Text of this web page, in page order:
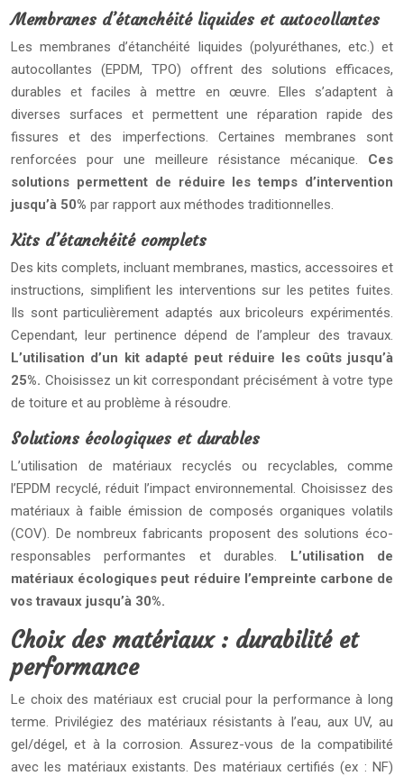
Membranes d’étanchéité liquides et autocollantes
Les membranes d’étanchéité liquides (polyuréthanes, etc.) et
autocollantes (EPDM, TPO) offrent des solutions efficaces,
durables et faciles à mettre en œuvre. Elles s’adaptent à
diverses surfaces et permettent une réparation rapide des
fissures et des imperfections. Certaines membranes sont
renforcées pour une meilleure résistance mécanique. Ces
solutions permettent de réduire les temps d’intervention
jusqu’à 50% par rapport aux méthodes traditionnelles.
Kits d’étanchéité complets
Des kits complets, incluant membranes, mastics, accessoires et
instructions, simplifient les interventions sur les petites fuites.
Ils sont particulièrement adaptés aux bricoleurs expérimentés.
Cependant, leur pertinence dépend de l’ampleur des travaux.
L’utilisation d’un kit adapté peut réduire les coûts jusqu’à
25%. Choisissez un kit correspondant précisément à votre type
de toiture et au problème à résoudre.
Solutions écologiques et durables
L’utilisation de matériaux recyclés ou recyclables, comme
l’EPDM recyclé, réduit l’impact environnemental. Choisissez des
matériaux à faible émission de composés organiques volatils
(COV). De nombreux fabricants proposent des solutions éco-
responsables performantes et durables. L’utilisation de
matériaux écologiques peut réduire l’empreinte carbone de
vos travaux jusqu’à 30%.
Choix des matériaux : durabilité et
performance
Le choix des matériaux est crucial pour la performance à long
terme. Privilégiez des matériaux résistants à l’eau, aux UV, au
gel/dégel, et à la corrosion. Assurez-vous de la compatibilité
avec les matériaux existants. Des matériaux certifiés (ex : NF)